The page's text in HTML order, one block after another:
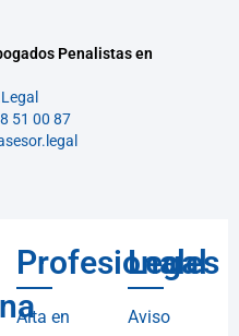
Penalistas en
51 00 87
Profesionales
Alta en
Legal
Aviso